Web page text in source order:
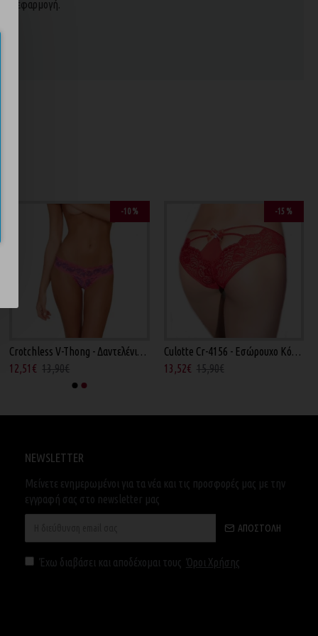
εφαρμογή.
-10 %
Crotchless V-Thong - Δαντελένιο Εσώρουχο Μωβ
12,51€ 13,90€
-15 %
Culotte Cr-4156 - Εσώρουχο Κόκκινο
13,52€ 15,90€
NEWSLETTER
Μείνετε ενημερωμένοι για τα νέα και τις προσφορές μας με την
εγγραφή σας στο newsletter μας
ΑΠΟΣΤΟΛΉ
Έχω διαβάσει και αποδέχομαι τους Όροι Χρήσης